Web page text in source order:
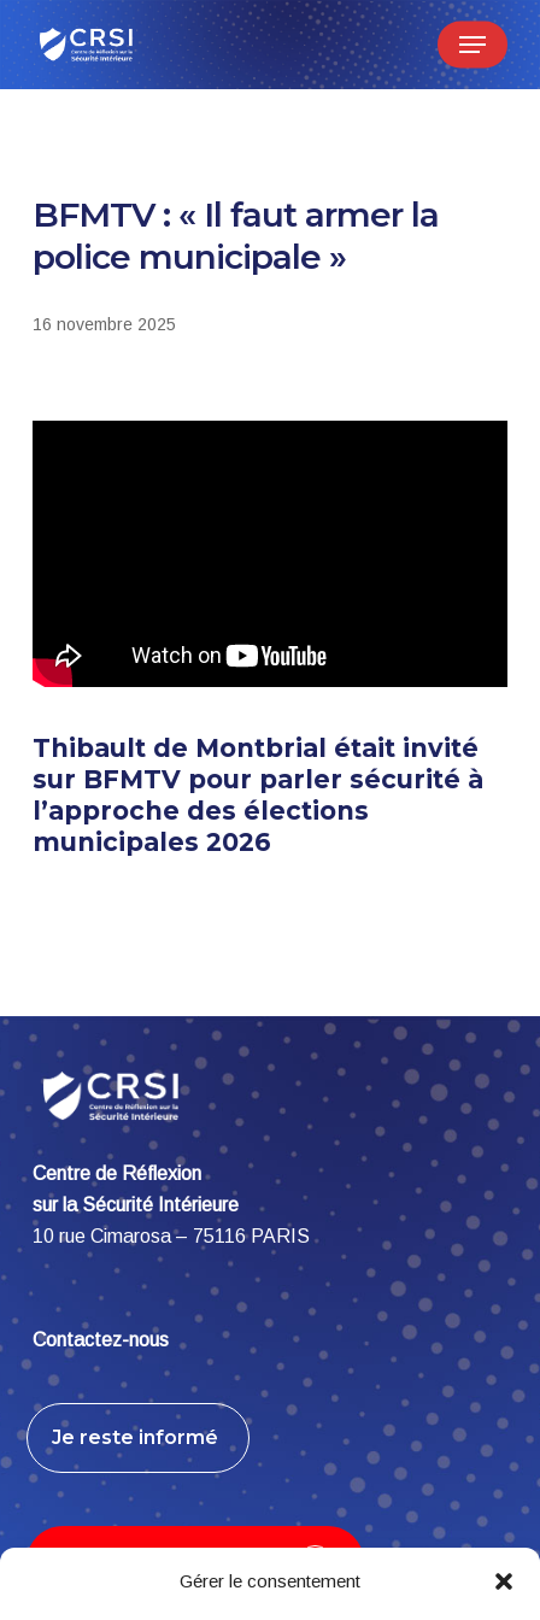
Gérer le consentement
Skip
to
main
Menu
BFMTV : « Il faut armer la
police municipale »
16 novembre 2025
Thibault de Montbrial était invité
sur ‪BFMTV‬ pour parler sécurité à
l’approche des élections
municipales 2026
Centre de Réflexion
sur la Sécurité Intérieure
10 rue Cimarosa – 75116 PARIS
Contactez-nous
Je reste informé